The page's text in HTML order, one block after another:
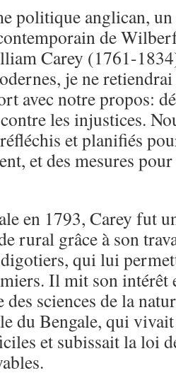
politique anglican,
de
Carey (1761-
je ne
avec notre propos:
les injustices.
et planifiés
et des mesures
en 1793, Carey fut
rural grâce à son
qui lui
Il mit son intérêt
sciences de la
du Bengale, qui
et subissait la loi